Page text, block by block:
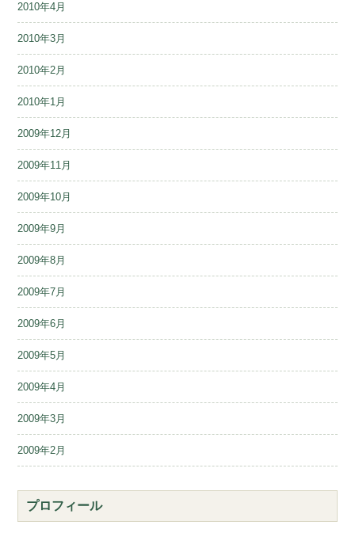
2010年4月
2010年3月
2010年2月
2010年1月
2009年12月
2009年11月
2009年10月
2009年9月
2009年8月
2009年7月
2009年6月
2009年5月
2009年4月
2009年3月
2009年2月
プロフィール